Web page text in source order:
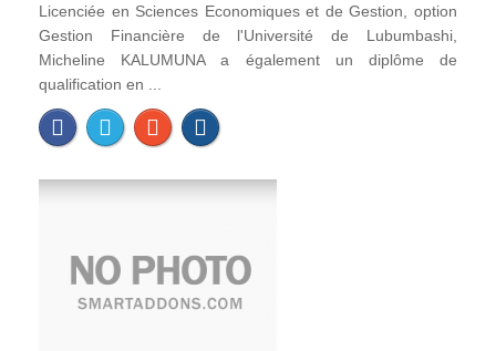
Licenciée en Sciences Economiques et de Gestion, option
Gestion Financière de l'Université de Lubumbashi,
Micheline KALUMUNA a également un diplôme de
qualification en ...